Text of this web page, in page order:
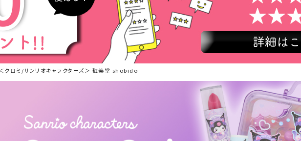
クロミ/サンリオキャラクターズ＞ 粧美堂 shobido